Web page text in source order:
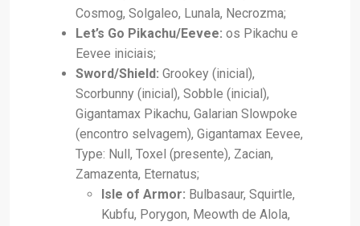
Cosmog, Solgaleo, Lunala, Necrozma;
Let’s Go Pikachu/Eevee: os Pikachu e
Eevee iniciais;
Sword/Shield: Grookey (inicial),
Scorbunny (inicial), Sobble (inicial),
Gigantamax Pikachu, Galarian Slowpoke
(encontro selvagem), Gigantamax Eevee,
Type: Null, Toxel (presente), Zacian,
Zamazenta, Eternatus;
Isle of Armor: Bulbasaur, Squirtle,
Kubfu, Porygon, Meowth de Alola,